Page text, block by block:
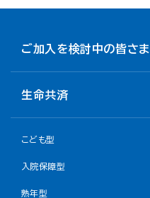
ご加入を検討中の皆さま
生命共済
こども型
入院保障型
熟年型